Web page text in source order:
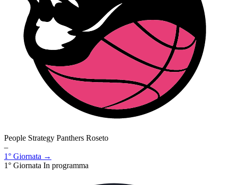
People Strategy Panthers Roseto
–
1° Giornata →
1° Giornata In programma